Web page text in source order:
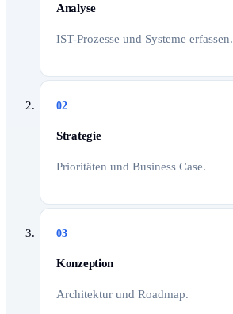
Analyse
IST-Prozesse und Systeme erfassen.
02
Strategie
Prioritäten und Business Case.
03
Konzeption
Architektur und Roadmap.